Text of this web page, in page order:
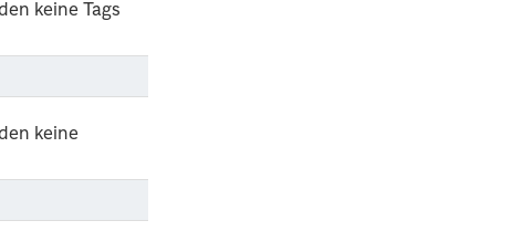
keine Tags
keine